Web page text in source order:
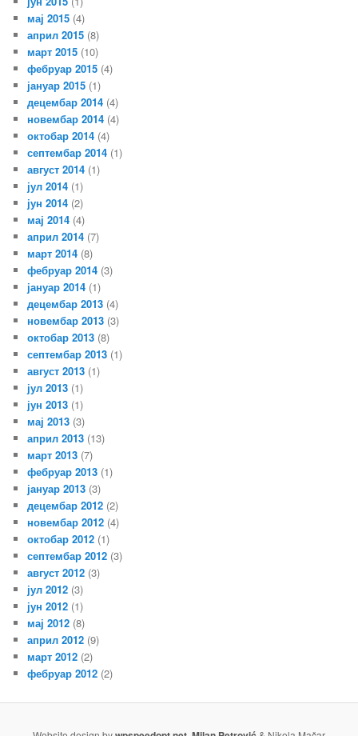
мај 2015 (4)
април 2015 (8)
март 2015 (10)
фебруар 2015 (4)
јануар 2015 (1)
децембар 2014 (4)
новембар 2014 (4)
октобар 2014 (4)
септембар 2014 (1)
август 2014 (1)
јул 2014 (1)
јун 2014 (2)
мај 2014 (4)
април 2014 (7)
март 2014 (8)
фебруар 2014 (3)
јануар 2014 (1)
децембар 2013 (4)
новембар 2013 (3)
октобар 2013 (8)
септембар 2013 (1)
август 2013 (1)
јул 2013 (1)
јун 2013 (1)
мај 2013 (3)
април 2013 (13)
март 2013 (7)
фебруар 2013 (1)
јануар 2013 (3)
децембар 2012 (2)
новембар 2012 (4)
октобар 2012 (1)
септембар 2012 (3)
август 2012 (3)
јул 2012 (3)
јун 2012 (1)
мај 2012 (8)
април 2012 (9)
март 2012 (2)
фебруар 2012 (2)